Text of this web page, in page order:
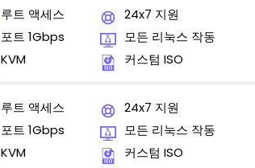
루트 액세스
포트 1Gbps
KVM
24x7 지원
모든 리눅스 작동
커스텀 ISO
루트 액세스
포트 1Gbps
KVM
24x7 지원
모든 리눅스 작동
커스텀 ISO